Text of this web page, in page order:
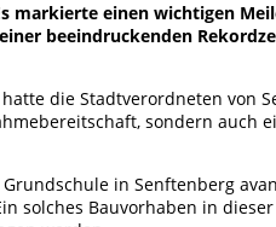
markierte einen wichtigen
beeindruckenden
die Stadtverordneten von
sondern auch
in Senftenberg
solches Bauvorhaben in